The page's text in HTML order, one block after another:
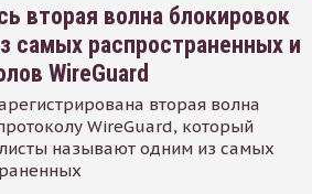
вторая волна блокировок
самых распространенных и
WireGuard
вторая волна
WireGuard, который
называют одним из самых